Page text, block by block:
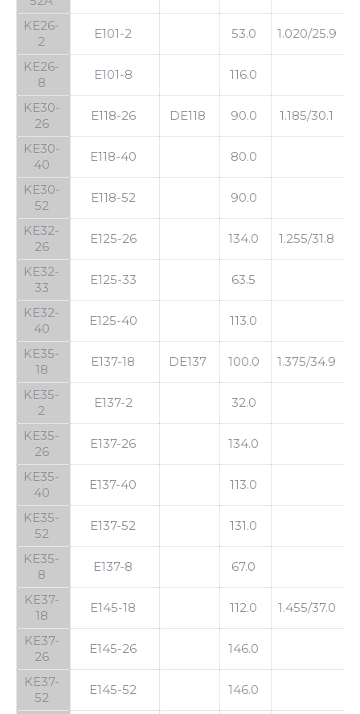
KE26-
2
E101-2 53.0 1.020/25.9
KE26-
8
E101-8 116.0
KE30-
26
E118-26 DE118 90.0 1.185/30.1
KE30-
40
E118-40 80.0
KE30-
52
E118-52 90.0
KE32-
26
E125-26 134.0 1.255/31.8
KE32-
33
E125-33 63.5
KE32-
40
E125-40 113.0
KE35-
18
E137-18 DE137 100.0 1.375/34.9
KE35-
2
E137-2 32.0
KE35-
26
E137-26 134.0
KE35-
40
E137-40 113.0
KE35-
52
E137-52 131.0
KE35-
8
E137-8 67.0
KE37-
18
E145-18 112.0 1.455/37.0
KE37-
26
E145-26 146.0
KE37-
52
E145-52 146.0